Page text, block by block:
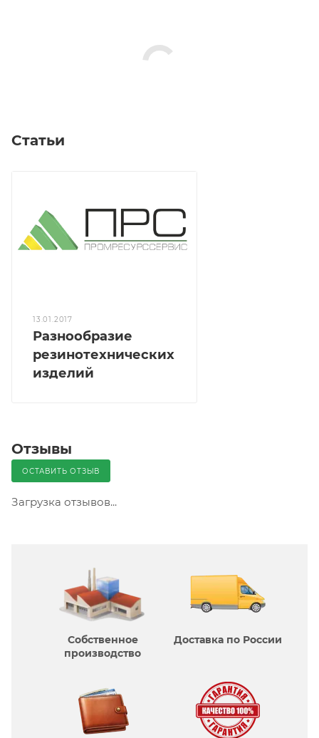
Статьи
13.01.2017
Разнообразие
резинотехнических
изделий
Отзывы
ОСТАВИТЬ ОТЗЫВ
Загрузка отзывов...
Собственное
производcтво
Доставка по России